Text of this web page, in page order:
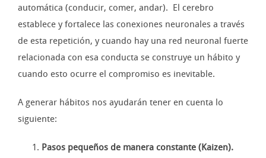
automática (conducir, comer, andar). El cerebro
establece y fortalece las conexiones neuronales a través
de esta repetición, y cuando hay una red neuronal fuerte
relacionada con esa conducta se construye un hábito y
cuando esto ocurre el compromiso es inevitable.
A generar hábitos nos ayudarán tener en cuenta lo
siguiente:
Pasos pequeños de manera constante (Kaizen).